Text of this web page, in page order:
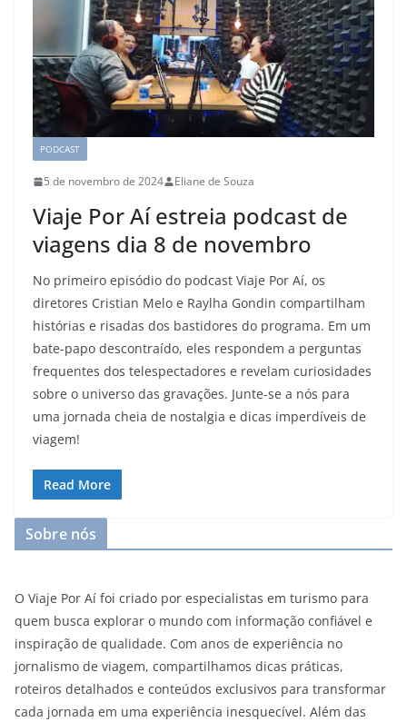
PODCAST
5 de novembro de 2024 Eliane de Souza
Viaje Por Aí estreia podcast de
viagens dia 8 de novembro
No primeiro episódio do podcast Viaje Por Aí, os
diretores Cristian Melo e Raylha Gondin compartilham
histórias e risadas dos bastidores do programa. Em um
bate-papo descontraído, eles respondem a perguntas
frequentes dos telespectadores e revelam curiosidades
sobre o universo das gravações. Junte-se a nós para
uma jornada cheia de nostalgia e dicas imperdíveis de
viagem!
Read More
Sobre nós
O Viaje Por Aí foi criado por especialistas em turismo para
quem busca explorar o mundo com informação confiável e
inspiração de qualidade. Com anos de experiência no
jornalismo de viagem, compartilhamos dicas práticas,
roteiros detalhados e conteúdos exclusivos para transformar
cada jornada em uma experiência inesquecível. Além das